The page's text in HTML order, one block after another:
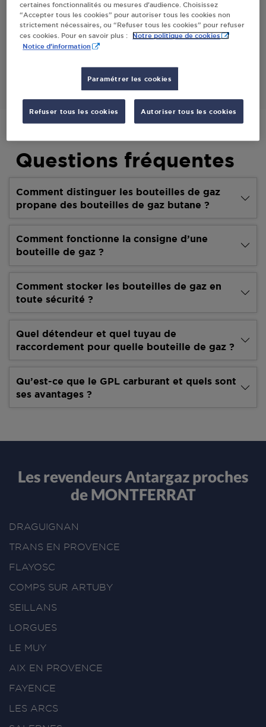
ROUTE COMPS
D955
83131MONTFERRAT
Questions fréquentes
Comment distinguer les bouteilles de gaz
propane des bouteilles de gaz butane ?
Comment fonctionne la consigne d’une
bouteille de gaz ?
Comment stocker les bouteilles de gaz en
toute sécurité ?
Quel détendeur et quel tuyau de
raccordement pour quelle bouteille de gaz ?
Qu’est-ce que le GPL carburant et quels sont
ses avantages ?
Les revendeurs Antargaz proches
de MONTFERRAT
DRAGUIGNAN
TRANS EN PROVENCE
FLAYOSC
COMPS SUR ARTUBY
SEILLANS
LORGUES
LE MUY
AIX EN PROVENCE
FAYENCE
LES ARCS
certaines fonctionnalités ou mesures d’audience. Choisissez
“Accepter tous les cookies” pour autoriser tous les cookies non
strictement nécessaires, ou “Refuser tous les cookies” pour refuser
ces cookies. Pour en savoir plus :
Notre politique de cookies
Notice d'information
Paramétrer les cookies
Refuser tous les cookies Autoriser tous les cookies